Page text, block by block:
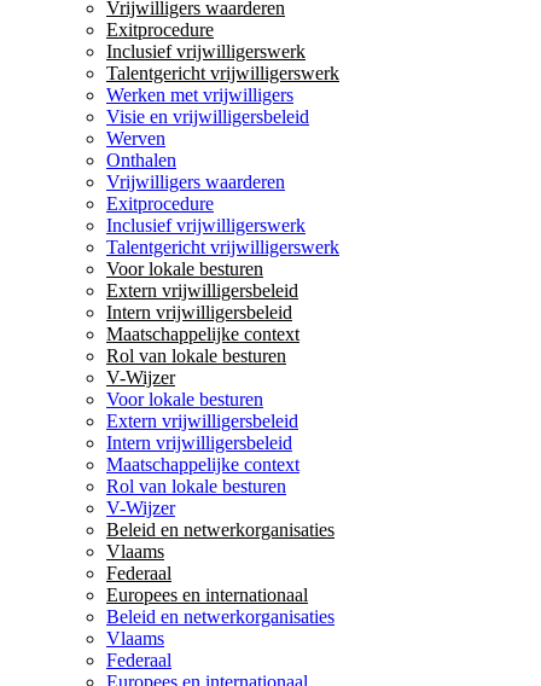
Vrijwilligers waarderen
Exitprocedure
Inclusief vrijwilligerswerk
Talentgericht vrijwilligerswerk
Werken met vrijwilligers
Visie en vrijwilligersbeleid
Werven
Onthalen
Vrijwilligers waarderen
Exitprocedure
Inclusief vrijwilligerswerk
Talentgericht vrijwilligerswerk
Voor lokale besturen
Extern vrijwilligersbeleid
Intern vrijwilligersbeleid
Maatschappelijke context
Rol van lokale besturen
V-Wijzer
Voor lokale besturen
Extern vrijwilligersbeleid
Intern vrijwilligersbeleid
Maatschappelijke context
Rol van lokale besturen
V-Wijzer
Beleid en netwerkorganisaties
Vlaams
Federaal
Europees en internationaal
Beleid en netwerkorganisaties
Vlaams
Federaal
Europees en internationaal